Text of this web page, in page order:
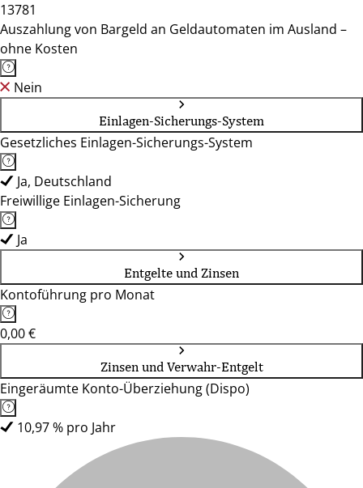
13781
Auszahlung von Bargeld an Geldautomaten im Ausland –
ohne Kosten
Nein
Einlagen-Sicherungs-System
Gesetzliches Einlagen-Sicherungs-System
Ja, Deutschland
Freiwillige Einlagen-Sicherung
Ja
Entgelte und Zinsen
Kontoführung pro Monat
0,00 €
Zinsen und Verwahr-Entgelt
Eingeräumte Konto-Überziehung (Dispo)
10,97 % pro Jahr